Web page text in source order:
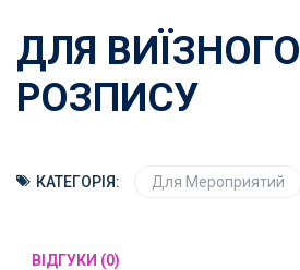
ДЛЯ ВИЇЗНОГО
РОЗПИСУ
КАТЕГОРІЯ: Для Мероприятий
ВІДГУКИ (0)